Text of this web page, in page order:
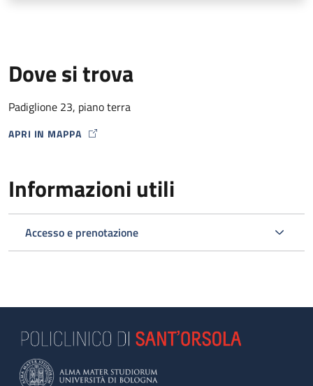
Dove si trova
Padiglione 23, piano terra
APRI IN MAPPA
MAP ICON
Informazioni utili
Accesso e prenotazione